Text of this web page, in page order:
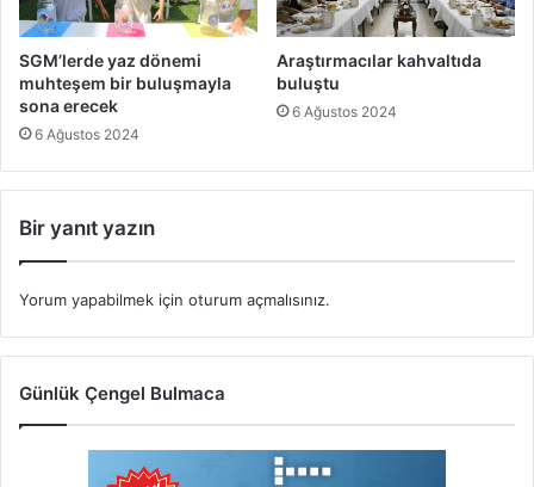
SGM’lerde yaz dönemi
muhteşem bir buluşmayla
sona erecek
6 Ağustos 2024
Araştırmacılar kahvaltıda
buluştu
6 Ağustos 2024
Bir yanıt yazın
Yorum yapabilmek için oturum açmalısınız.
Günlük Çengel Bulmaca